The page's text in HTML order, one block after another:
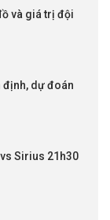
và giá trị đội
định, dự đoán
Sirius 21h30